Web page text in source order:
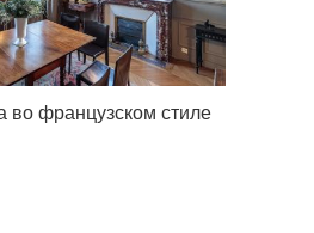
французском стиле